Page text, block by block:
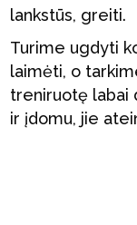
lankstūs, greiti.
Turime ugdyti
laimėti, o
treniruotę labai
ir įdomu, jie